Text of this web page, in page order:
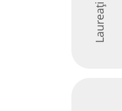
Laureați